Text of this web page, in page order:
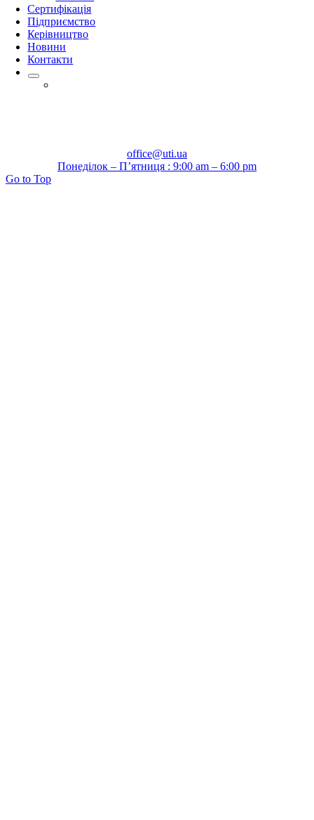
Сертифікація
Підприємство
Керівництво
Новини
Контакти
office@uti.ua
Понеділок – П’ятниця : 9:00 am – 6:00 pm
Go to Top